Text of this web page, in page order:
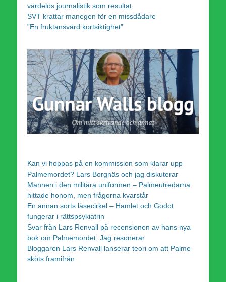
värdelös journalistik som resultat
SVT krattar manegen för en missdådare
”En fruktansvärd kortsiktighet”
Kan vi hoppas på en kommission som klarar upp
Palmemordet? Lars Borgnäs och jag diskuterar
Mannen i den militära uniformen – Palmeutredarna
hittade honom, men frågorna kvarstår
En annan sorts läsecirkel – Hamlet och Godot
fungerar i rättspsykiatrin
Svar från Lars Renvall på recensionen av hans nya
bok om Palmemordet: Jag resonerar
Bloggaren Lars Renvall lanserar teori om att Palme
sköts framifrån